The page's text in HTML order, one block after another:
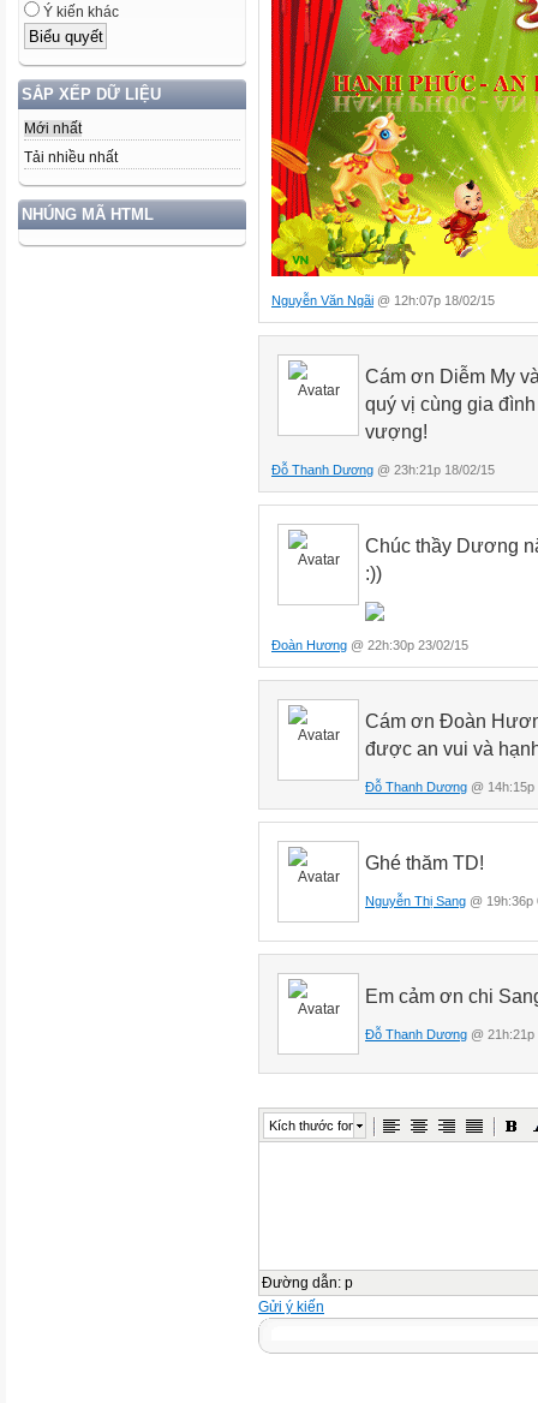
Ý kiến khác
SẮP XẾP DỮ LIỆU
Mới nhất
Tải nhiều nhất
NHÚNG MÃ HTML
Nguyễn Văn Ngãi @ 12h:07p 18/02/15
Cám ơn Diễm My
quý vị cùng gia
vượng!
Đỗ Thanh Dương @ 23h:21p 18/02/15
Chúc thầy Dương
:))
Đoàn Hương @ 22h:30p 23/02/15
Cám ơn Đoàn
được an vui và
Đỗ Thanh Dương @ 14h:15p
Ghé thăm TD!
Nguyễn Thị Sang @ 19h:36p
Em cảm ơn chi
Đỗ Thanh Dương @ 21h:21p
Kích thước font
Đường dẫn: p
Gửi ý kiến